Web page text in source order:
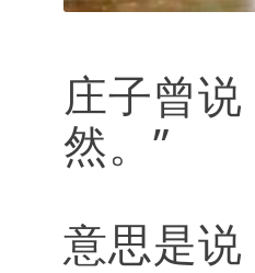
庄子曾
然。”
意思是